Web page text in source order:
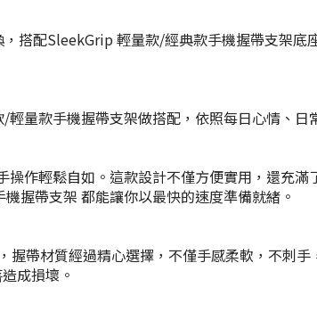
搭配SleekGrip 輕量款/經典款手機握帶支架底
量款手機握帶支架做搭配，依照每日心情、日
作輕鬆自如。這款設計不僅方便實用，還充
握帶支架 都能讓你以最快的速度準備就緒。
帶材質經過精心選擇，不僅手感柔軟，不刺
成損壞。